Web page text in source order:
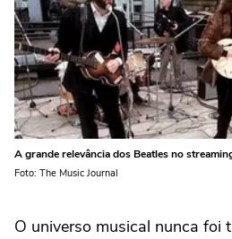
A grande relevância dos Beatles no
Foto: The Music Journal
O universo musical nunca foi